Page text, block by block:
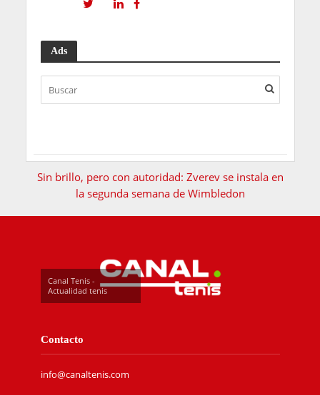
Ads
Sin brillo, pero con autoridad: Zverev se instala en
la segunda semana de Wimbledon
Canal Tenis -
Actualidad tenis
Contacto
info@canaltenis.com